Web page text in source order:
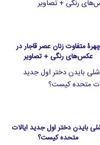
چهرۀ متفاوت زنان عصر قاجار در
عکس‌های رنگی + تصاویر
بایدن دختر اول جدید ایالات
متحده كيست؟